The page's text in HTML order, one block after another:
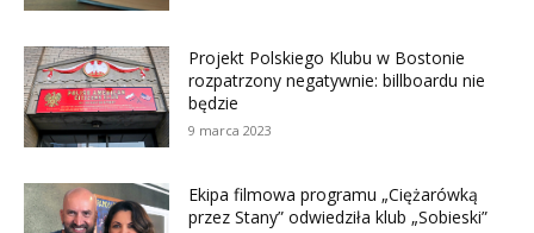
Projekt Polskiego Klubu w Bostonie
rozpatrzony negatywnie: billboardu nie
będzie
9 marca 2023
Ekipa filmowa programu „Ciężarówką
przez Stany” odwiedziła klub „Sobieski”